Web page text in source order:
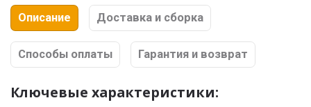
Описание Доставка и сборка
Способы оплаты Гарантия и возврат
Ключевые характеристики: